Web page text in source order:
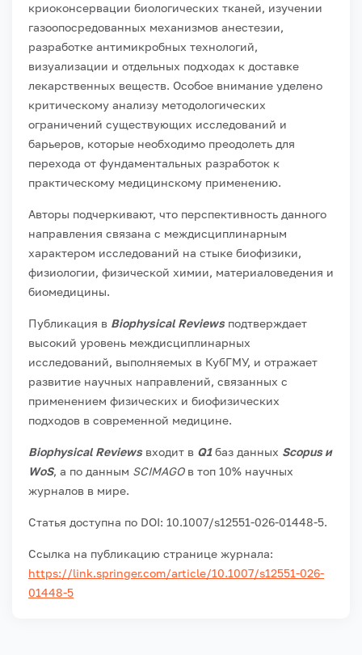
криоконсервации биологических тканей, изучении
газоопосредованных механизмов анестезии,
разработке антимикробных технологий,
визуализации и отдельных подходах к доставке
лекарственных веществ. Особое внимание уделено
критическому анализу методологических
ограничений существующих исследований и
барьеров, которые необходимо преодолеть для
перехода от фундаментальных разработок к
практическому медицинскому применению.
Авторы подчеркивают, что перспективность данного
направления связана с междисциплинарным
характером исследований на стыке биофизики,
физиологии, физической химии, материаловедения и
биомедицины.
Публикация в Biophysical Reviewsподтверждает
высокий уровень междисциплинарных
исследований, выполняемых в КубГМУ, и отражает
развитие научных направлений, связанных с
применением физических и биофизических
подходов в современной медицине.
Biophysical Reviewsвходит в Q1баз данных Scopus и
WoS, а по данным SCIMAGOв топ 10% научных
журналов в мире.
Статья доступна по DOI: 10.1007/s12551-026-01448-5.
Ссылка на публикацию странице журнала:
https://link.springer.com/article/10.1007/s12551-026-
01448-5